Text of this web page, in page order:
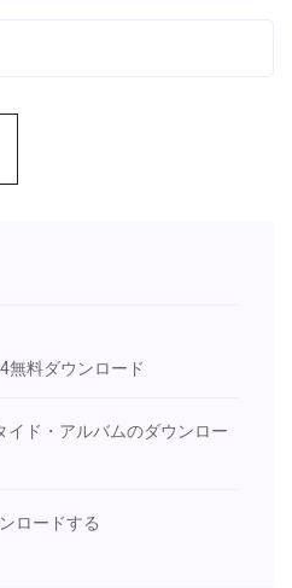
無料ダウンロード
イド・アルバムのダウンロー
ロードする